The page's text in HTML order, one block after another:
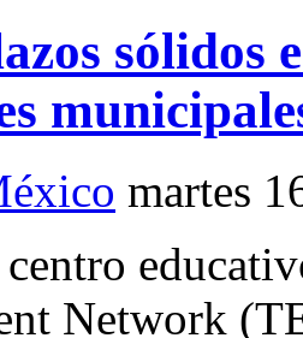
sólidos
martes
Network